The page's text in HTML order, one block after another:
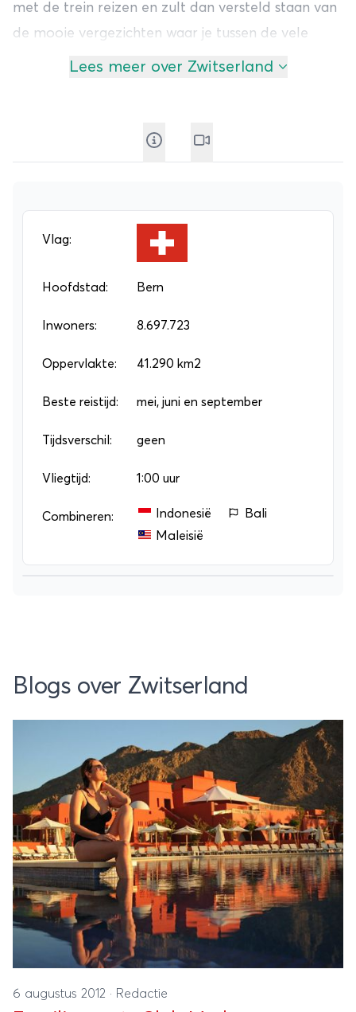
met de trein reizen en zult dan versteld staan van
de mooie vergezichten waar je tussen de vele
tunneltjes door van kunt genieten. Een actieve
buitenland te genieten.
Tijdens jefamiliereis door Zwitserlandkun je niet
skiën en snowboarden en in de zomer zul je er van
prachtige lange wandeltochten kunnen genieten. ’s
Avonds eet je met het hele gezin natuurlijk een
typisch Zwitserse kaasfondue. Reken maar dat de
hebben ontdekt. Ga als het kan ook naar
Lees meer over Zwitserland
Vlag:
Hoofdstad: Bern
Inwoners: 8.697.723
Oppervlakte: 41.290 km2
Beste reistijd: mei, juni en september
Tijdsverschil: geen
Vliegtijd: 1:00 uur
Combineren: Indonesië
Bali
Maleisië
Blogs over Zwitserland
6 augustus 2012 · Redactie